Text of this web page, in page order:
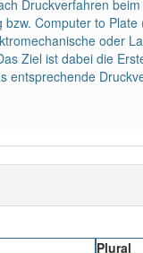
Nutzer haben
Druckverfahren
bzw. Computer to Plate
oder
Ziel ist dabei die
entsprechende
Plural